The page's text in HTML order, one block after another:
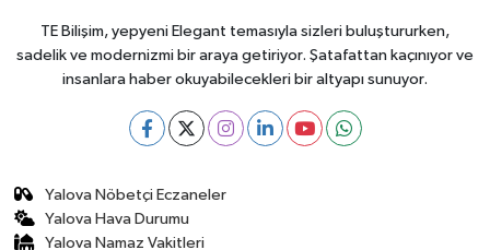
TE Bilişim, yepyeni Elegant temasıyla sizleri buluştururken,
sadelik ve modernizmi bir araya getiriyor. Şatafattan kaçınıyor ve
insanlara haber okuyabilecekleri bir altyapı sunuyor.
Yalova Nöbetçi Eczaneler
Yalova Hava Durumu
Yalova Namaz Vakitleri